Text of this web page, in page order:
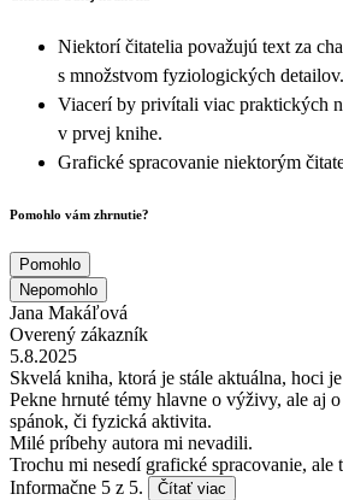
Niektorí čitatelia považujú text za
s množstvom fyziologických detailov.
Viacerí by privítali viac praktických
v prvej knihe.
Grafické spracovanie niektorým
Pomohlo vám zhrnutie?
Pomohlo
Nepomohlo
Jana Makáľová
Overený zákazník
5.8.2025
Skvelá kniha, ktorá je stále aktuálna, hoci
Pekne hrnuté témy hlavne o výživy, ale aj
spánok, či fyzická aktivita.
Milé príbehy autora mi nevadili.
Trochu mi nesedí grafické spracovanie, ale
Informačne 5 z 5.
Čítať viac